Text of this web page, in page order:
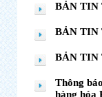
BẢN TIN
BẢN TIN
BẢN TIN
Thông
hàng hóa